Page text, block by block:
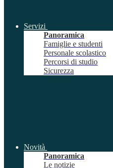
Servizi
Panoramica
Famiglie e studenti
Personale scolastico
Percorsi di studio
Sicurezza
Novità
Panoramica
Le notizie